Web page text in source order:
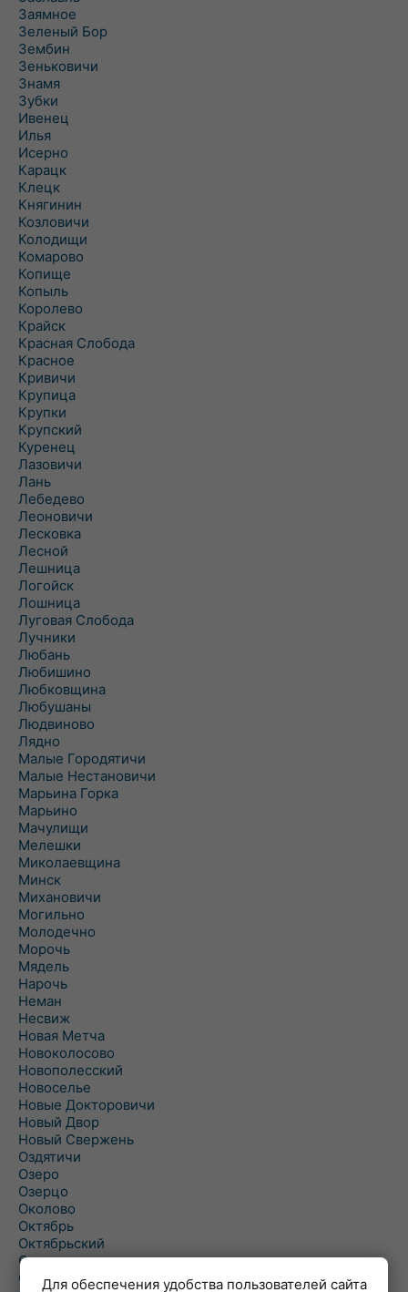
Заямное
Зеленый Бор
Зембин
Зеньковичи
Знамя
Зубки
Ивенец
Илья
Исерно
Карацк
Клецк
Княгинин
Козловичи
Колодищи
Комарово
Копище
Копыль
Королево
Крайск
Красная Слобода
Красное
Кривичи
Крупица
Крупки
Крупский
Куренец
Лазовичи
Лань
Лебедево
Леоновичи
Лесковка
Лесной
Лешница
Логойск
Лошница
Луговая Слобода
Лучники
Любань
Любишино
Любковщина
Любушаны
Людвиново
Лядно
Малые Городятичи
Малые Нестановичи
Марьина Горка
Марьино
Мачулищи
Мелешки
Миколаевщина
Минск
Михановичи
Могильно
Молодечно
Морочь
Мядель
Нарочь
Неман
Несвиж
Новая Метча
Новоколосово
Новополесский
Новоселье
Новые Докторовичи
Новый Двор
Новый Свержень
Оздятичи
Озеро
Озерцо
Околово
Октябрь
Октябрьский
Олехновичи
Омговичи
Для обеспечения удобства пользователей сайта